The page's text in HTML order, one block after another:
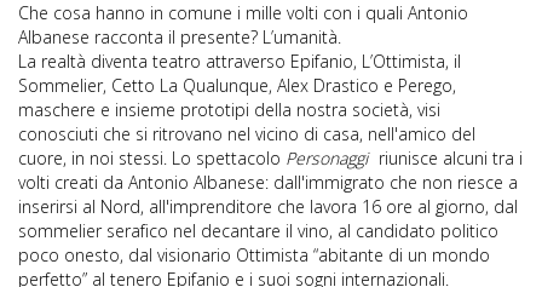
Che cosa hanno in comune i mille volti con i quali Antonio
Albanese racconta il presente? L’umanità.
La realtà diventa teatro attraverso Epifanio, L’Ottimista, il
Sommelier, Cetto La Qualunque, Alex Drastico e Perego,
maschere e insieme prototipi della nostra società, visi
conosciuti che si ritrovano nel vicino di casa, nell'amico del
cuore, in noi stessi. Lo spettacolo Personaggi riunisce alcuni tra i
volti creati da Antonio Albanese: dall'immigrato che non riesce a
inserirsi al Nord, all'imprenditore che lavora 16 ore al giorno, dal
sommelier serafico nel decantare il vino, al candidato politico
poco onesto, dal visionario Ottimista “abitante di un mondo
perfetto” al tenero Epifanio e i suoi sogni internazionali.